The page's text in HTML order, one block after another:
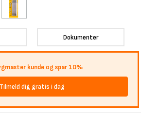
Dokumenter
kunde og spar 10%
Tilmeld dig gratis i dag